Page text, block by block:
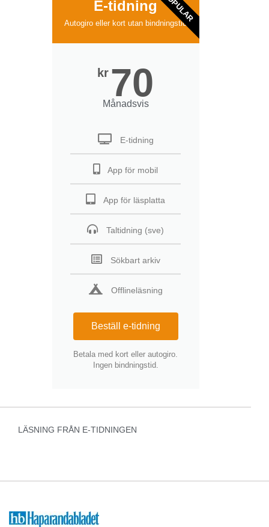
E-tidning
Autogiro eller kort utan bindningstid
kr 70
Månadsvis
E-tidning
App för mobil
App för läsplatta
Taltidning (sve)
Sökbart arkiv
Offlineläsning
Beställ e-tidning
Betala med kort eller autogiro.
Ingen bindningstid.
LÄSNING FRÅN E-TIDNINGEN